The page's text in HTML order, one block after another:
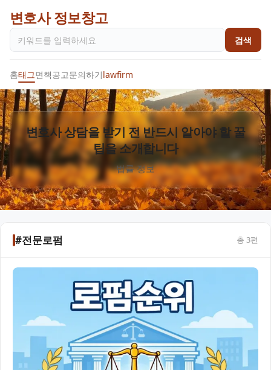
변호사 정보창고
검색
홈태그면책공고문의하기lawfirm
변호사 상담을 받기 전 반드시 알아야 할 꿀
팁을 소개합니다
법률 정보
#전문로펌 총 3편